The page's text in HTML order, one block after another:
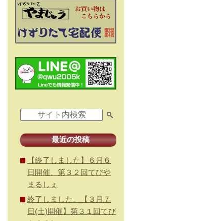
最近の投稿
【終了しました】６月６
日開催、第３２回てびや
まるしぇ
終了しました。【３月７
日(土)開催】第３１回てび